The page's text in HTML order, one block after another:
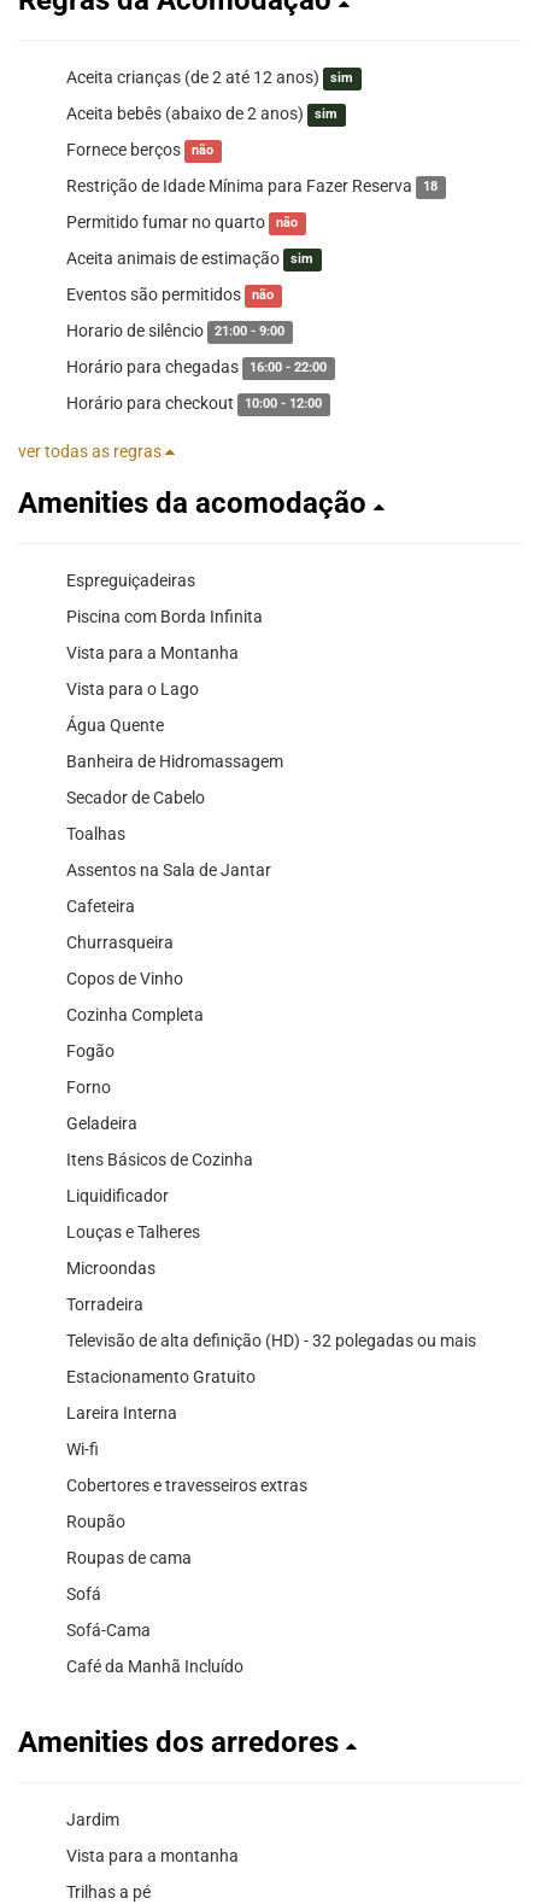
Aceita crianças (de 2 até 12 anos) sim
Aceita bebês (abaixo de 2 anos) sim
Fornece berços não
Restrição de Idade Mínima para Fazer Reserva 18
Permitido fumar no quarto não
Aceita animais de estimação sim
Eventos são permitidos não
Horario de silêncio 21:00 - 9:00
Horário para chegadas 16:00 - 22:00
Horário para checkout 10:00 - 12:00
ver todas as regras
Amenities da acomodação
Espreguiçadeiras
Piscina com Borda Infinita
Vista para a Montanha
Vista para o Lago
Água Quente
Banheira de Hidromassagem
Secador de Cabelo
Toalhas
Assentos na Sala de Jantar
Cafeteira
Churrasqueira
Copos de Vinho
Cozinha Completa
Fogão
Forno
Geladeira
Itens Básicos de Cozinha
Liquidificador
Louças e Talheres
Microondas
Torradeira
Televisão de alta definição (HD) - 32 polegadas ou mais
Estacionamento Gratuito
Lareira Interna
Wi-fi
Cobertores e travesseiros extras
Roupão
Roupas de cama
Sofá
Sofá-Cama
Café da Manhã Incluído
Amenities dos arredores
Jardim
Vista para a montanha
Trilhas a pé